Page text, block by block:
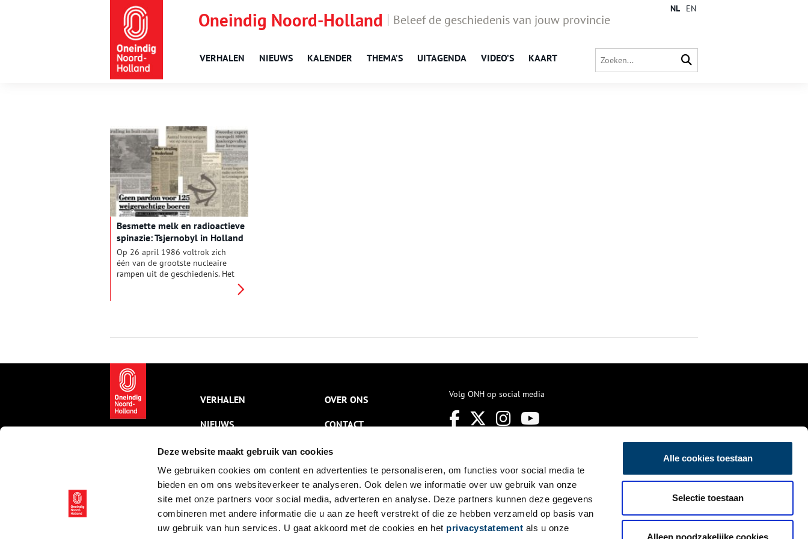
Deze website maakt gebruik van cookies
We gebruiken cookies om content en advertenties te personaliseren, om functies voor social media te
bieden en om ons websiteverkeer te analyseren. Ook delen we informatie over uw gebruik van onze
site met onze partners voor social media, adverteren en analyse. Deze partners kunnen deze gegevens
combineren met andere informatie die u aan ze heeft verstrekt of die ze hebben verzameld op basis van
uw gebruik van hun services. U gaat akkoord met de cookies en het privacystatement als u onze
Alle cookies toestaan
Selectie toestaan
Alleen noodzakelijke cookies
Oneindig Noord-Holland Beleef de geschiedenis van jouw provincie
VERHALEN NIEUWS KALENDER THEMA’S UITAGENDA VIDEO’S KAART
NL EN
Besmette melk en radioactieve
spinazie: Tsjernobyl in Holland
Op 26 april 1986 voltrok zich
één van de grootste nucleaire
rampen uit de geschiedenis. Het
genomen om besmetting te
VERHALEN
NIEUWS
KALENDER
THEMA’S
ACTIVITEITEN
VIDEO’S
OVER ONS
CONTACT
NIEUWSBRIEF
DISCLAIMER
PRIVACY
TOEGANKELIJKHEID
Volg ONH op social media